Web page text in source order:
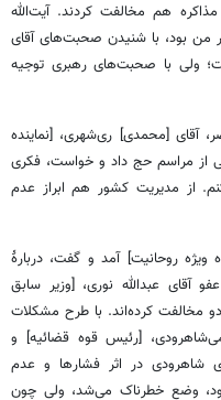
هم مخالفت‌ کردند. آیت‌الله
من بود، با شنیدن صحبت‌های آقای
ولی با صحبت‌های رهبری توجیه
آقای [محمدی] ری‌شهری، [نماینده
از مراسم حج داد و خواست، فکری
از مدیریت‌ کشور هم ابراز عدم‌
روحانیت] آمد و گفت، دربارۀ
آقای عبدالله نوری، [وزیر سابق‌
مخالفت‌ کرده‌اند. با طرح مشکلات
[رئیس قوه قضائیه] و
شاهرودی در اثر فشارها و عدم
وضع خطرناک می‌شد، ولی چون